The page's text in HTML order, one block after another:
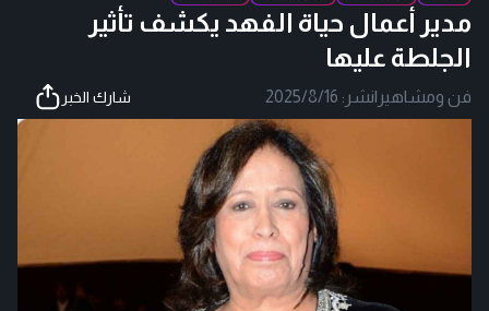
مدير أعمال حياة الفهد يكشف تأثير
الجلطة عليها
فن ومشاهير |نشر: 2025/8/16 شارك الخبر